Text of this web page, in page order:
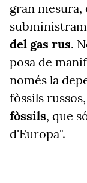
gran
del gas rus.
posa de
només la
fòssils
fòssils, que
d'Europa".